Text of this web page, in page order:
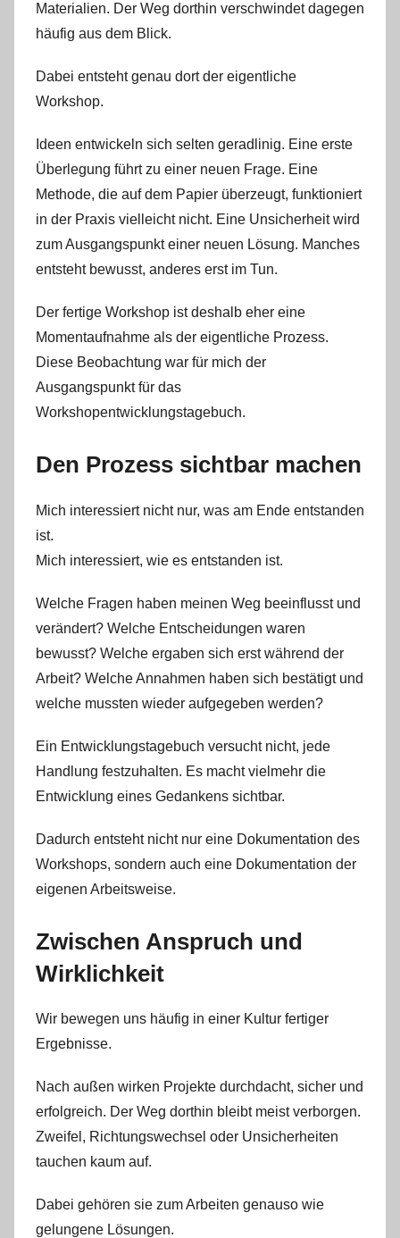
Materialien. Der Weg dorthin verschwindet dagegen
häufig aus dem Blick.
Dabei entsteht genau dort der eigentliche
Workshop.
Ideen entwickeln sich selten geradlinig. Eine erste
Überlegung führt zu einer neuen Frage. Eine
Methode, die auf dem Papier überzeugt, funktioniert
in der Praxis vielleicht nicht. Eine Unsicherheit wird
zum Ausgangspunkt einer neuen Lösung. Manches
entsteht bewusst, anderes erst im Tun.
Der fertige Workshop ist deshalb eher eine
Momentaufnahme als der eigentliche Prozess.
Diese Beobachtung war für mich der
Ausgangspunkt für das
Workshopentwicklungstagebuch.
Den Prozess sichtbar machen
Mich interessiert nicht nur, was am Ende entstanden
ist.
Mich interessiert, wie es entstanden ist.
Welche Fragen haben meinen Weg beeinflusst und
verändert? Welche Entscheidungen waren
bewusst? Welche ergaben sich erst während der
Arbeit? Welche Annahmen haben sich bestätigt und
welche mussten wieder aufgegeben werden?
Ein Entwicklungstagebuch versucht nicht, jede
Handlung festzuhalten. Es macht vielmehr die
Entwicklung eines Gedankens sichtbar.
Dadurch entsteht nicht nur eine Dokumentation des
Workshops, sondern auch eine Dokumentation der
eigenen Arbeitsweise.
Zwischen Anspruch und
Wirklichkeit
Wir bewegen uns häufig in einer Kultur fertiger
Ergebnisse.
Nach außen wirken Projekte durchdacht, sicher und
erfolgreich. Der Weg dorthin bleibt meist verborgen.
Zweifel, Richtungswechsel oder Unsicherheiten
tauchen kaum auf.
Dabei gehören sie zum Arbeiten genauso wie
gelungene Lösungen.